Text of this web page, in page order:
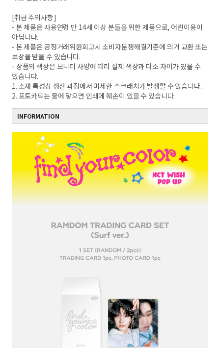
[취급 주의사항]
- 본 제품은 사용연령 만 14세 이상 분들을 위한 제품으로, 어린이용이
아닙니다.
- 본 제품은 공정거래위원회고시 소비자분쟁해결기준에 의거 교환 또는
보상을 받을 수 있습니다.
- 상품의 색상은 모니터 사양에 따라 실제 색상과 다소 차이가 있을 수
있습니다.
1. 소재 특성상 생산 과정에서 미세한 스크래치가 발생할 수 있습니다.
2. 포토카드는 물에 닿으면 인쇄에 훼손이 있을 수 있습니다.
INFORMATION